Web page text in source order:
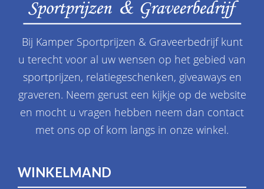
Bij Kamper Sportprijzen & Graveerbedrijf kunt
u terecht voor al uw wensen op het gebied van
sportprijzen, relatiegeschenken, giveaways en
graveren. Neem gerust een kijkje op de website
en mocht u vragen hebben neem dan contact
met ons op of kom langs in onze winkel.
WINKELMAND